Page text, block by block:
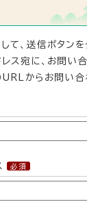
て、送信ボタンを
レス宛に、お問い
からお問い合